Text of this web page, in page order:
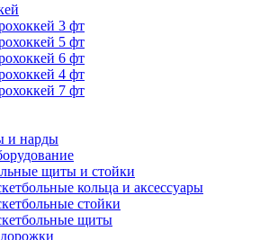
3 фт
5 фт
6 фт
4 фт
7 фт
и нарды
щиты и стойки
кольца и аксессуары
стойки
щиты